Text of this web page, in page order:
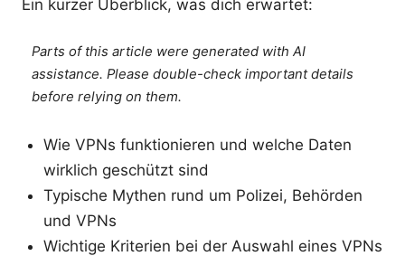
Ein kurzer Überblick, was dich erwartet:
Parts of this article were generated with AI
assistance. Please double-check important details
before relying on them.
Wie VPNs funktionieren und welche Daten
wirklich geschützt sind
Typische Mythen rund um Polizei, Behörden
und VPNs
Wichtige Kriterien bei der Auswahl eines VPNs